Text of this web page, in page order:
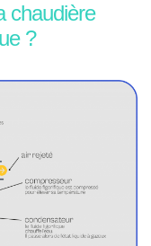
chaudière
?